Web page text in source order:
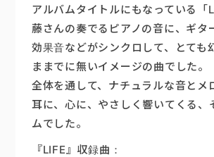
アルバムタイトルにもなっている「
藤さんの奏でるピアノの音に、ギタ
効果音などがシンクロして、とても
ままでに無いイメージの曲でした。
全体を通して、ナチュラルな音とメ
耳に、心に、やさしく響いてくる、
ムでした。
『LIFE』収録曲：